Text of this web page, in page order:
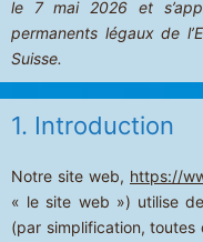
Saint
Martin
-
Les
Menuires
Val
Thorens
le 7 mai 2026 et
permanents légaux de
Suisse.
1. Introduction
Notre site web, https://
« le site web ») utilise
(par simplification, toutes